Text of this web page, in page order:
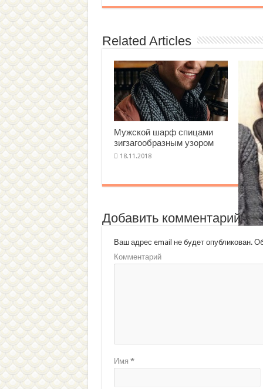
Related Articles
Мужской шарф спицами
зигзагообразным узором
Добавить комментарий
Ваш адрес email не будет опубликован.
Комментарий
Имя *